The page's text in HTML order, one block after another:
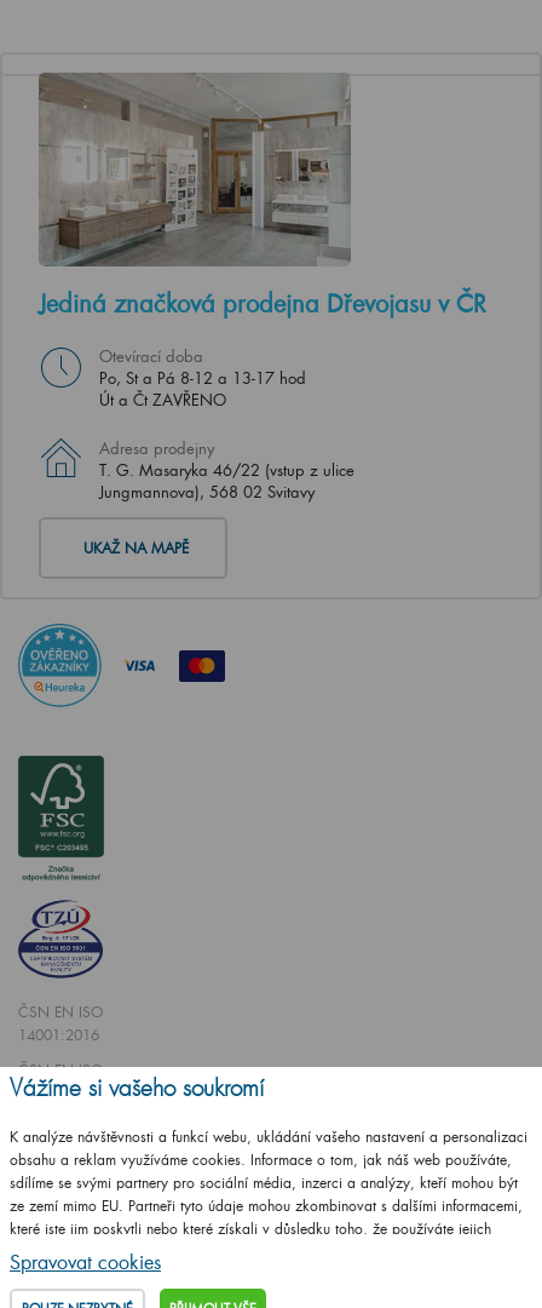
Jediná značková prodejna Dřevojasu v ČR
Otevírací doba
Po, St a Pá 8-12 a 13-17 hod
Út a Čt ZAVŘENO
Adresa prodejny
T. G. Masaryka 46/22 (vstup z ulice
Jungmannova), 568 02 Svitavy
UKAŽ NA MAPĚ
ČSN EN ISO
14001:2016
ČSN EN ISO
9001:2016
Vytvořilo studioCZECHGROUP.cz
© 2009 - 2025 Koupelnový nábytek Dřevojas v. d.,
Vážíme si vašeho soukromí
K analýze návštěvnosti a funkcí webu, ukládání vašeho nastavení a personalizaci
obsahu a reklam využíváme cookies. Informace o tom, jak náš web používáte,
sdílíme se svými partnery pro sociální média, inzerci a analýzy, kteří mohou být
ze zemí mimo EU. Partneři tyto údaje mohou zkombinovat s dalšími informacemi,
které jste jim poskytli nebo které získali v důsledku toho, že používáte jejich
služby.
Podrobné informace
Spravovat cookies